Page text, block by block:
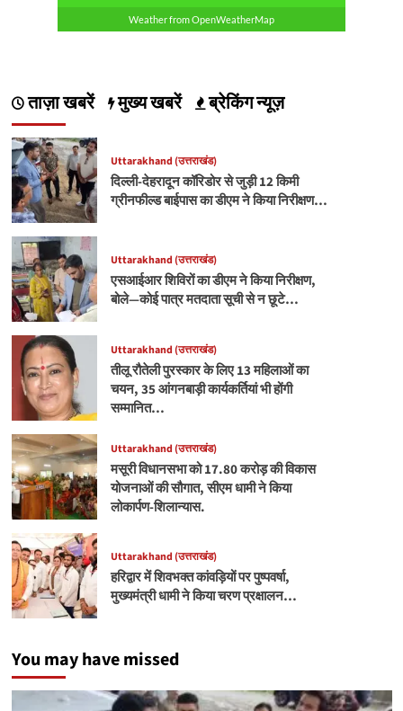
Weather from OpenWeatherMap
ताज़ा खबरें मुख्य खबरें ब्रेकिंग न्यूज़
Uttarakhand (उत्तराखंड)
दिल्ली-देहरादून कॉरिडोर से जुड़ी 12 किमी
ग्रीनफील्ड बाईपास का डीएम ने किया निरीक्षण…
Uttarakhand (उत्तराखंड)
एसआईआर शिविरों का डीएम ने किया निरीक्षण,
बोले—कोई पात्र मतदाता सूची से न छूटे…
Uttarakhand (उत्तराखंड)
तीलू रौतेली पुरस्कार के लिए 13 महिलाओं का
चयन, 35 आंगनबाड़ी कार्यकर्तियां भी होंगी
सम्मानित…
Uttarakhand (उत्तराखंड)
मसूरी विधानसभा को 17.80 करोड़ की विकास
योजनाओं की सौगात, सीएम धामी ने किया
लोकार्पण-शिलान्यास.
Uttarakhand (उत्तराखंड)
हरिद्वार में शिवभक्त कांवड़ियों पर पुष्पवर्षा,
मुख्यमंत्री धामी ने किया चरण प्रक्षालन…
You may have missed